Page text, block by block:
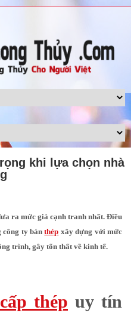
khi lựa chọn nhà
ra mức giá cạnh tranh nhất. Điều
công ty bánthép xây dựng với mức
trình, gây tổn thất về kinh tế.
thép uy tín